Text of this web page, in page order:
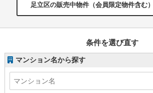
足立区の販売中物件（会員限定物件含む
条件を選び直す
マンション名から探す